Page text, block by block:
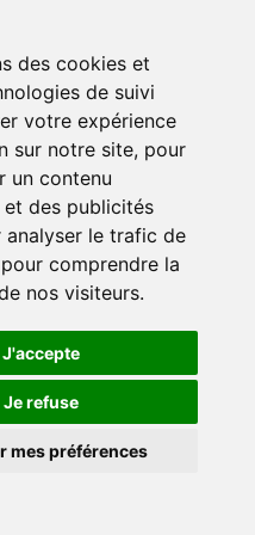
des cookies et
de suivi
votre expérience
sur notre site, pour
un contenu
et des publicités
analyser le trafic de
comprendre la
nos visiteurs.
J'accepte
Je refuse
mes préférences